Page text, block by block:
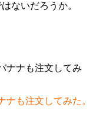
ないだろうか。
も注文してみた。